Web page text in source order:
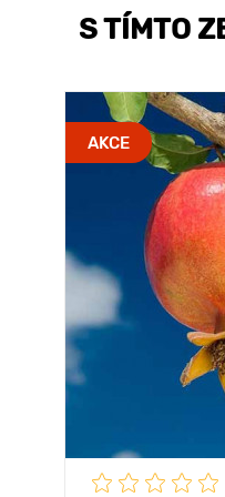
S TÍMTO
AKCE